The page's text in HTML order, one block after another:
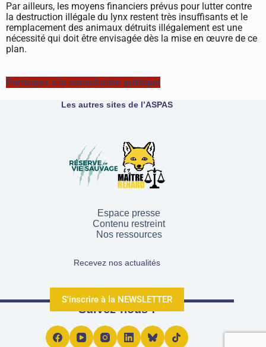
Par ailleurs, les moyens financiers prévus pour lutter contre
la destruction illégale du lynx restent très insuffisants et le
remplacement des animaux détruits illégalement est une
nécessité qui doit être envisagée dès la mise en œuvre de ce
plan.
Participez à la consultation publique
Les autres sites de l’ASPAS
Espace presse
Contenu restreint
Nos ressources
Recevez nos actualités
S'inscrire à la NEWSLETTER
Suivez-nous !